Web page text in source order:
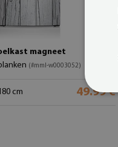
magneet
(#mml-w0003052)
cm 49.99 €